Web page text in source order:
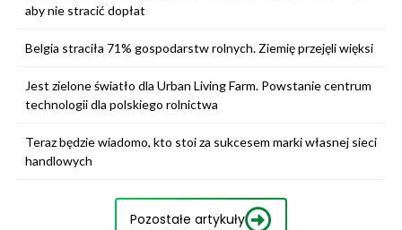
aby nie stracić dopłat
Belgia straciła 71% gospodarstw rolnych. Ziemię przejęli więksi
Jest zielone światło dla Urban Living Farm. Powstanie centrum
technologii dla polskiego rolnictwa
Teraz będzie wiadomo, kto stoi za sukcesem marki własnej sieci
handlowych
Pozostałe artykuły